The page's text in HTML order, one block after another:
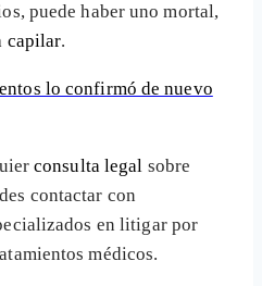
puede haber uno mortal,
capilar.
lo confirmó de nuevo
consulta legal sobre
contactar con
en litigar por
médicos.